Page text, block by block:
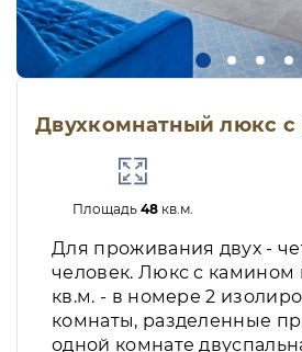
Двухкомнатный люкс
Площадь 48кв.м.
Для проживания двух -
человек. Люкс с
кв.м. - в номере 2
комнаты, разделенные
одной комнате